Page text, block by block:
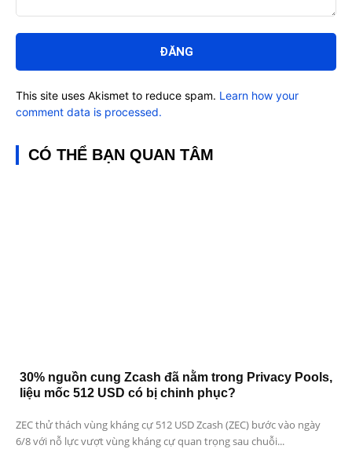
luận:
This site uses Akismet to reduce spam. Learn how your
comment data is processed.
CÓ THỂ BẠN QUAN TÂM
30% nguồn cung Zcash đã nằm trong Privacy Pools,
liệu mốc 512 USD có bị chinh phục?
ZEC thử thách vùng kháng cự 512 USD Zcash (ZEC) bước vào ngày
6/8 với nỗ lực vượt vùng kháng cự quan trọng sau chuỗi...